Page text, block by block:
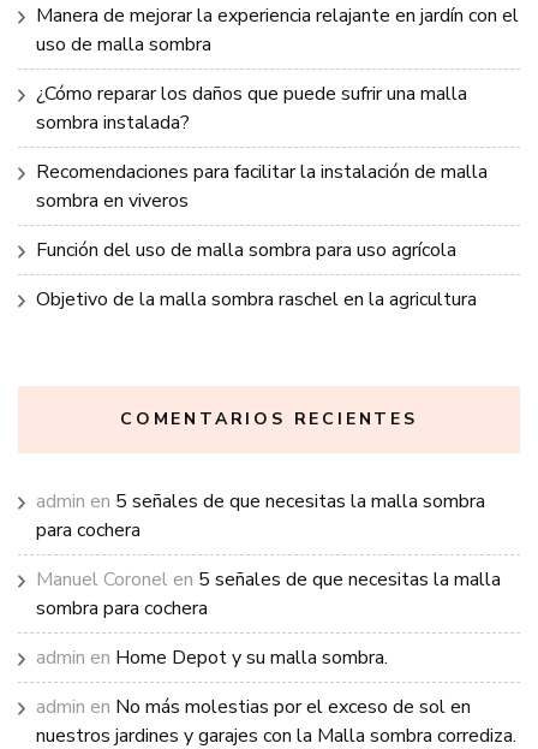
Manera de mejorar la experiencia relajante en jardín con el
uso de malla sombra
¿Cómo reparar los daños que puede sufrir una malla
sombra instalada?
Recomendaciones para facilitar la instalación de malla
sombra en viveros
Función del uso de malla sombra para uso agrícola
Objetivo de la malla sombra raschel en la agricultura
COMENTARIOS RECIENTES
admin en 5 señales de que necesitas la malla sombra
para cochera
Manuel Coronel en 5 señales de que necesitas la malla
sombra para cochera
admin en Home Depot y su malla sombra.
admin en No más molestias por el exceso de sol en
nuestros jardines y garajes con la Malla sombra corrediza.